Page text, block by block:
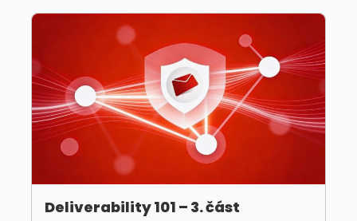
Deliverability 101 – 3. část